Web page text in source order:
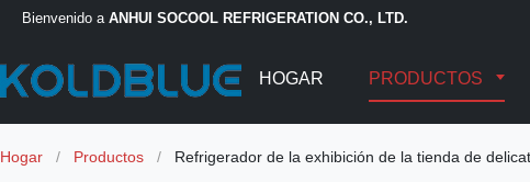
Bienvenido a ANHUI SOCOOL REFRIGERATION CO., LTD.
HOGAR PRODUCTOS
Hogar / Productos / Refrigerador de la exhibición de la tienda de